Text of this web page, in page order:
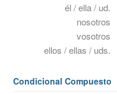
él / ella / ud.
nosotros
vosotros
ellos / ellas / uds.
Condicional Compuesto